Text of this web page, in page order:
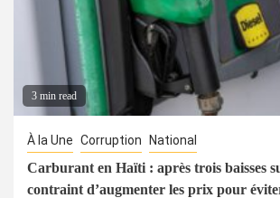
3 min read
À la Une Corruption National
Carburant en Haïti : après trois baisses
contraint d’augmenter les prix pour